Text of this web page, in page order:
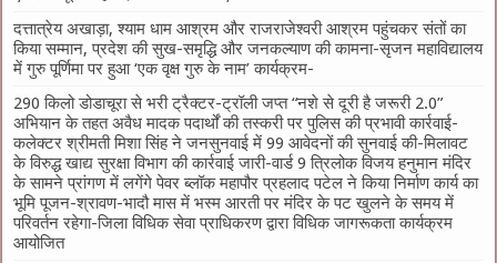
दत्तात्रेय अखाड़ा, श्याम धाम आश्रम और राजराजेश्वरी आश्रम पहुंचकर संतों का
किया सम्मान, प्रदेश की सुख-समृद्धि और जनकल्याण की कामना-सृजन महाविद्यालय
में गुरु पूर्णिमा पर हुआ ‘एक वृक्ष गुरु के नाम’ कार्यक्रम-
290 किलो डोडाचूरा से भरी ट्रैक्टर-ट्रॉली जप्त “नशे से दूरी है जरूरी 2.0”
अभियान के तहत अवैध मादक पदार्थों की तस्करी पर पुलिस की प्रभावी कार्रवाई-
कलेक्टर श्रीमती मिशा सिंह ने जनसुनवाई में 99 आवेदनों की सुनवाई की-मिलावट
के विरुद्ध खाद्य सुरक्षा विभाग की कार्रवाई जारी-वार्ड 9 त्रिलोक विजय हनुमान मंदिर
के सामने प्रांगण में लगेंगे पेवर ब्लॉक महापौर प्रहलाद पटेल ने किया निर्माण कार्य का
भूमि पूजन-श्रावण-भादौ मास में भस्म आरती पर मंदिर के पट खुलने के समय में
परिवर्तन रहेगा-जिला विधिक सेवा प्राधिकरण द्वारा विधिक जागरूकता कार्यक्रम
आयोजित